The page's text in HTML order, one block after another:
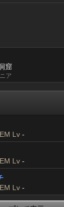
窟
ア
Lv -
Lv -
Lv -